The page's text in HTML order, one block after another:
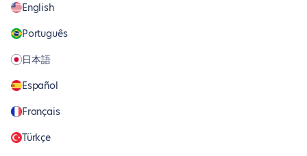
English
Português
日本語
Español
Français
Türkçe